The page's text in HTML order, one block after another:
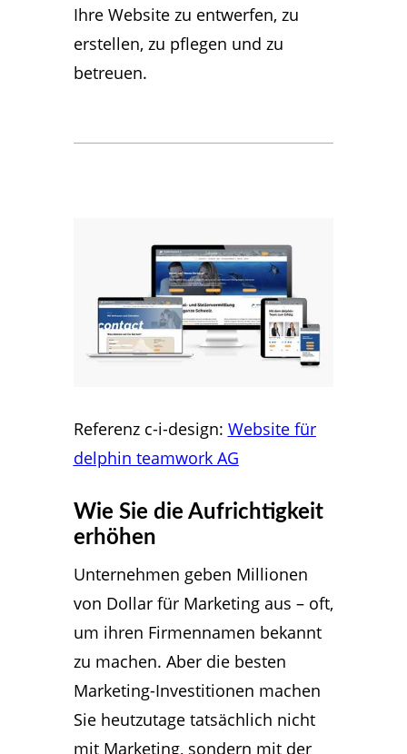
Ihre Website zu entwerfen, zu
erstellen, zu pflegen und zu
betreuen.
Referenz c-i-design: Website für
delphin teamwork AG
Wie Sie die Aufrichtigkeit
erhöhen
Unternehmen geben Millionen
von Dollar für Marketing aus – oft,
um ihren Firmennamen bekannt
zu machen. Aber die besten
Marketing-Investitionen machen
Sie heutzutage tatsächlich nicht
mit Marketing, sondern mit der